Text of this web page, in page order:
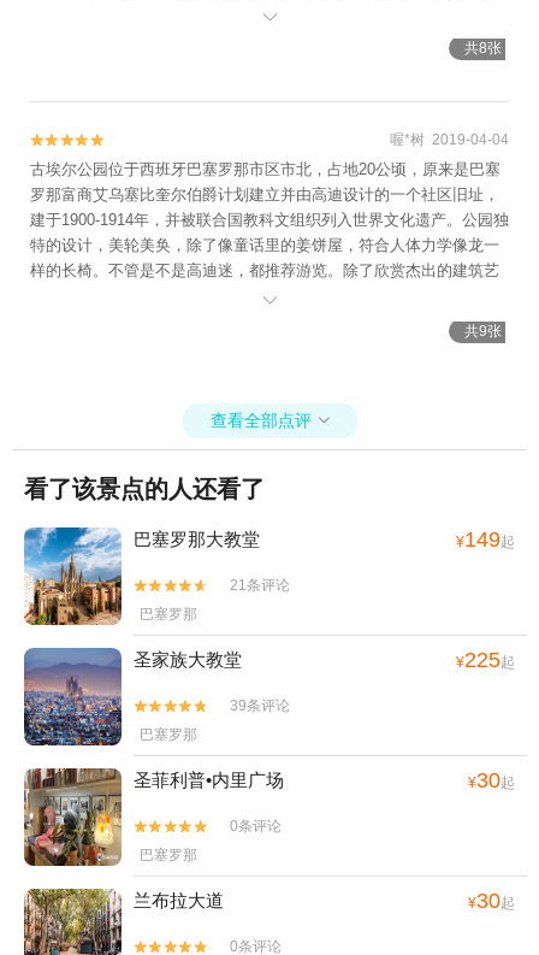

共8张

 喔*树 2019-04-04
古埃尔公园位于西班牙巴塞罗那市区市北，占地20公顷，原来是巴塞
罗那富商艾乌塞比奎尔伯爵计划建立并由高迪设计的一个社区旧址，
建于1900-1914年，并被联合国教科文组织列入世界文化遗产。公园独
特的设计，美轮美奂，除了像童话里的姜饼屋，符合人体力学像龙一
样的长椅。不管是不是高迪迷，都推荐游览。除了欣赏杰出的建筑艺
术外，还有顶楼平台能观赏美丽的市景。

共9张
查看全部点评 
看了该景点的人还看了
巴塞罗那大教堂 ¥149起


21条评论
巴塞罗那
圣家族大教堂 ¥225起


39条评论
巴塞罗那
圣菲利普•内里广场 ¥30起


0条评论
巴塞罗那
兰布拉大道 ¥30起

 0条评论